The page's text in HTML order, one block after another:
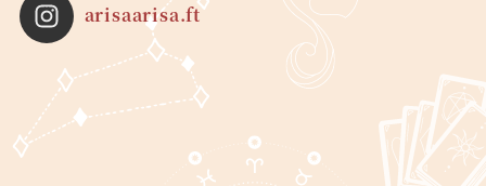
arisaarisa.ft